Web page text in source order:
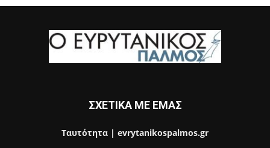
ΣΧΕΤΙΚΑ ΜΕ ΕΜΑΣ
Ταυτότητα | evrytanikospalmos.gr